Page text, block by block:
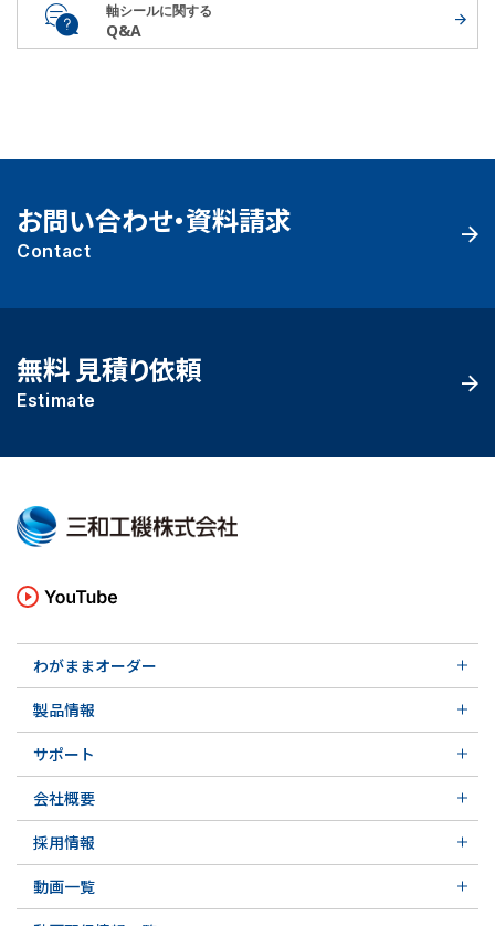
軸シールに関する
Q&A
お問い合わせ・資料請求
Contact
無料 見積り依頼
Estimate
わがままオーダー
実例ご紹介
その他の導入事例
軸受け付きシールユニット
実例ご紹介
製品情報
特殊用途用メカニカルシール
メカニカルシールの不思議
サポート
実例ご紹介
会社概要
会社沿革
関連会社
採用情報
先輩の声
動画一覧